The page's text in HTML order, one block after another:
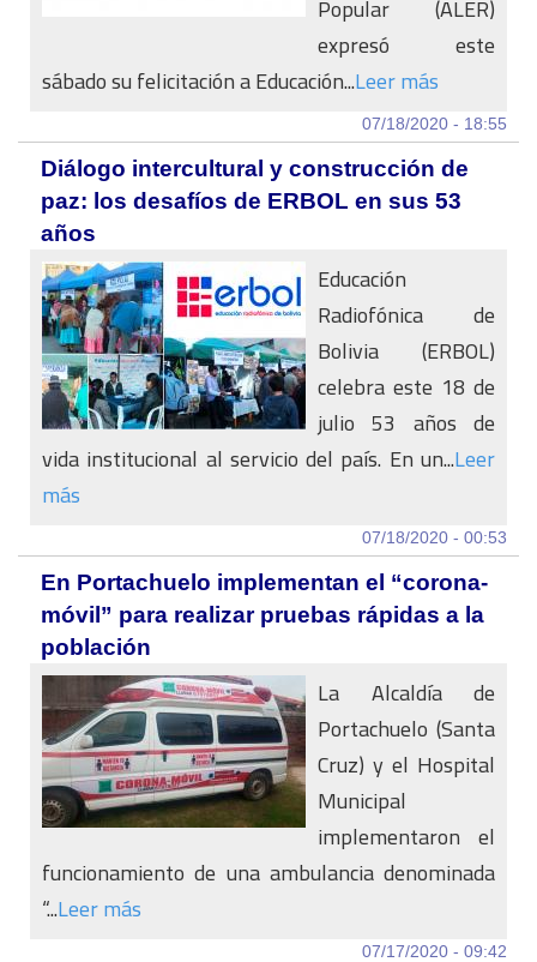
Popular (ALER)
expresó este
sábado su felicitación a Educación...Leer más
07/18/2020 - 18:55
Diálogo intercultural y construcción de
paz: los desafíos de ERBOL en sus 53
años
Educación
Radiofónica de
Bolivia (ERBOL)
celebra este 18 de
julio 53 años de
vida institucional al servicio del país. En un...Leer
más
07/18/2020 - 00:53
En Portachuelo implementan el “corona-
móvil” para realizar pruebas rápidas a la
población
La Alcaldía de
Portachuelo (Santa
Cruz) y el Hospital
Municipal
implementaron el
funcionamiento de una ambulancia denominada
“...Leer más
07/17/2020 - 09:42